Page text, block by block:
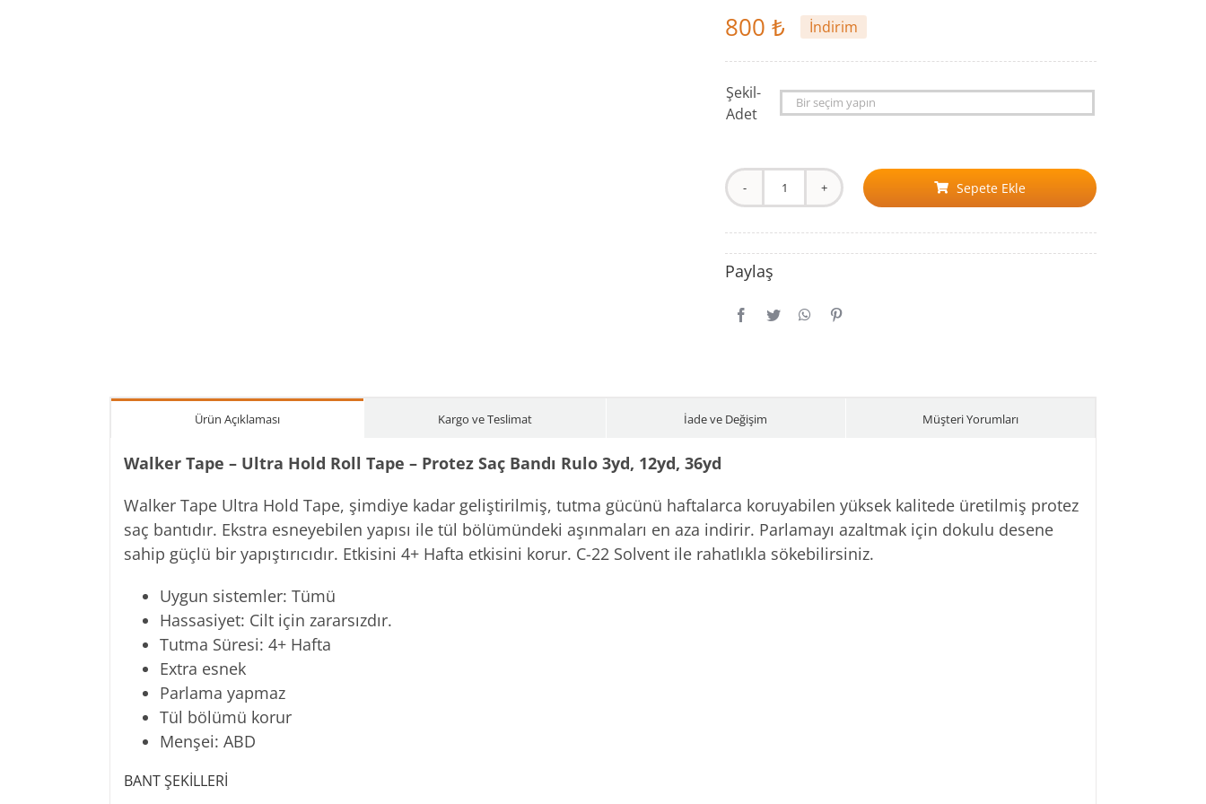
800₺ İndirim
Şekil-
Adet
Ultra
Ultra
Sepete Ekle
Paylaş
Ürün Açıklaması Kargo ve Teslimat İade ve Değişim Müşteri Yorumları
Walker Tape – Ultra Hold Roll Tape – Protez Saç Bandı Rulo 3yd, 12yd, 36yd
Walker Tape Ultra Hold Tape, şimdiye kadar geliştirilmiş, tutma gücünü haftalarca koruyabilen yüksek kalitede üretilmiş protez
saç bantıdır. Ekstra esneyebilen yapısı ile tül bölümündeki aşınmaları en aza indirir. Parlamayı azaltmak için dokulu desene
sahip güçlü bir yapıştırıcıdır. Etkisini 4+ Hafta etkisini korur. C-22 Solvent ile rahatlıkla sökebilirsiniz.
Uygun sistemler: Tümü
Hassasiyet: Cilt için zararsızdır.
Tutma Süresi: 4+ Hafta
Extra esnek
Parlama yapmaz
Tül bölümü korur
Menşei: ABD
BANT ŞEKİLLERİ